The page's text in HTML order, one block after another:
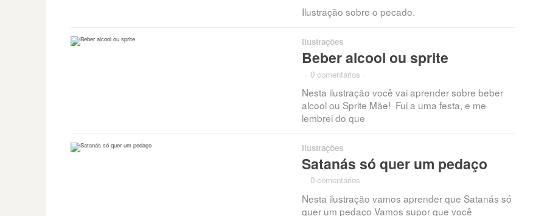
Ilustração sobre o pecado.
Ilustrações
Beber alcool ou sprite
0 comentários
Nesta ilustração você vai aprender sobre beber
alcool ou Sprite Mãe! Fui a uma festa, e me
lembrei do que
Ilustrações
Satanás só quer um pedaço
0 comentários
Nesta ilustração vamos aprender que Satanás só
quer um pedaço Vamos supor que você